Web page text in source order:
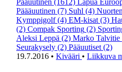
Pääuutinen (1612) Lapua
Päääuutinen (7) Suhl (4)
Kymppigolf (4) EM-kisat (3)
(2) Compak Sporting (2)
Aleksi Leppä (2) Marko Talvitie
Seurakysely (2) Pääuutiset (2)
19.7.2016 • Kivääri • Liikkuva